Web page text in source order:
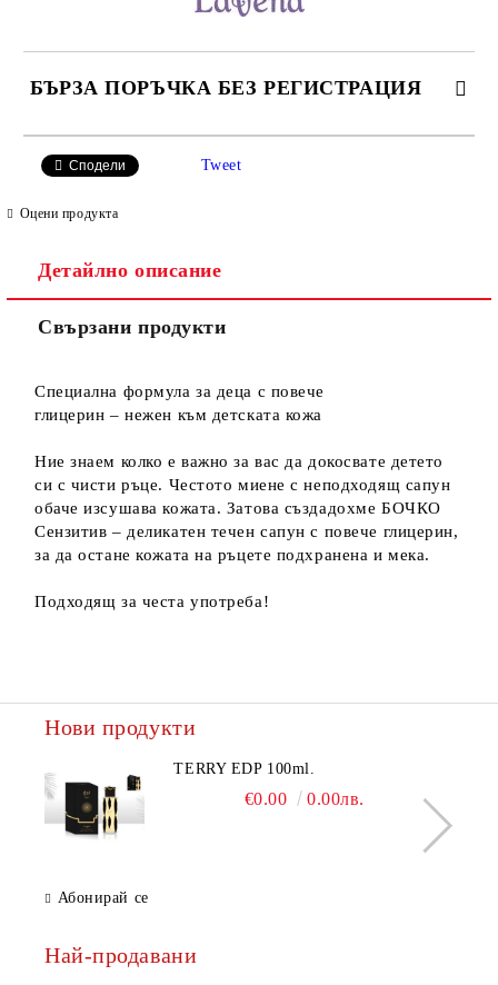
БЪРЗА ПОРЪЧКА БЕЗ РЕГИСТРАЦИЯ
Ние ще се свържем с вас в рамките на работния ден.
Сподели Tweet
Оцени продукта
Детайлно описание
Свързани продукти
Специална формула за деца с повече
глицерин – нежен към детската кожа
Ние знаем колко е важно за вас да докосвате детето
си с чисти ръце. Честото миене с неподходящ сапун
обаче изсушава кожата. Затова създадохме БОЧКО
Сензитив – деликатен течен сапун с повече глицерин,
за да остане кожата на ръцете подхранена и мека.
Подходящ за честа употреба!
Нови продукти
TERRY EDP 100ml.
€0.00 0.00лв.
Абонирай се
Най-продавани